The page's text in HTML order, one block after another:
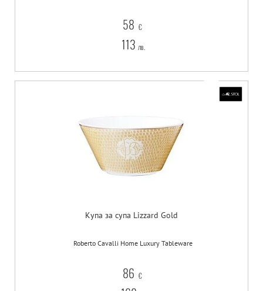
58 €
113 лв.
Купа за супа Lizzard Gold
Roberto Cavalli Home Luxury Tableware
86 €